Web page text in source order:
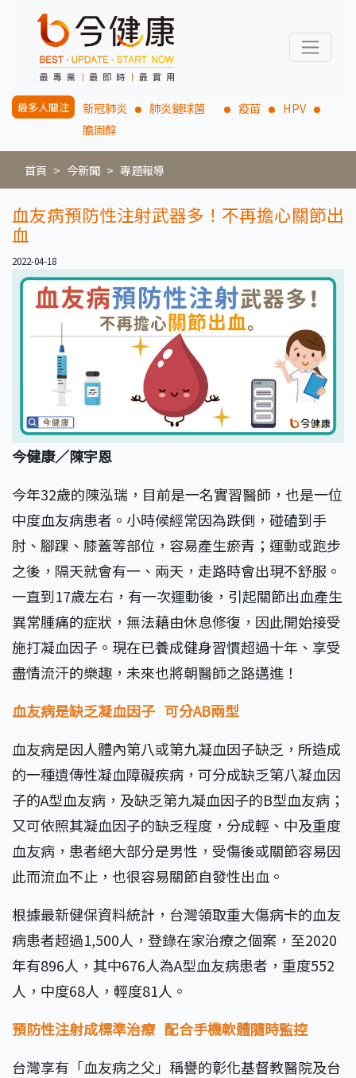
最多人關注 新冠肺炎 肺炎鏈球菌 疫苗
HPV
膽固醇
首頁 今新聞 專題報導
血友病預防性注射武器多！不再擔心關節出
血
2022-04-18
今健康／陳宇恩
今年32歲的陳泓瑞，目前是一名實習醫師，也是一位
中度血友病患者。小時候經常因為跌倒，碰磕到手
肘、腳踝、膝蓋等部位，容易產生瘀青；運動或跑步
之後，隔天就會有一、兩天，走路時會出現不舒服。
一直到17歲左右，有一次運動後，引起關節出血產生
異常腫痛的症狀，無法藉由休息修復，因此開始接受
施打凝血因子。現在已養成健身習慣超過十年、享受
盡情流汗的樂趣，未來也將朝醫師之路邁進！
血友病是缺乏凝血因子 可分AB兩型
血友病是因人體內第八或第九凝血因子缺乏，所造成
的一種遺傳性凝血障礙疾病，可分成缺乏第八凝血因
子的A型血友病，及缺乏第九凝血因子的B型血友病；
又可依照其凝血因子的缺乏程度，分成輕、中及重度
血友病，患者絕大部分是男性，受傷後或關節容易因
此而流血不止，也很容易關節自發性出血。
根據最新健保資料統計，台灣領取重大傷病卡的血友
病患者超過1,500人，登錄在家治療之個案，至2020
年有896人，其中676人為A型血友病患者，重度552
人，中度68人，輕度81人。
預防性注射成標準治療 配合手機軟體隨時監控
台灣享有「血友病之父」稱譽的彰化基督教醫院及台